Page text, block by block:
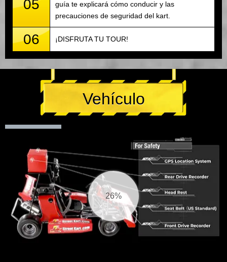
05
guía te explicará cómo conducir y las
precauciones de seguridad del kart.
06 ¡DISFRUTA TU TOUR!
Vehículo
27%